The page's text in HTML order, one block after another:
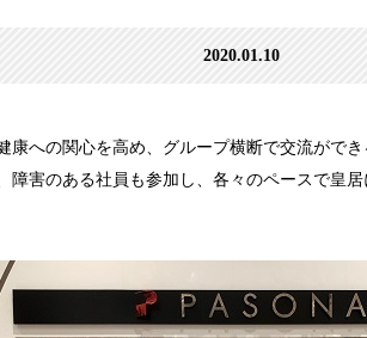
2020.01.10
への関心を高め、グループ横断で交流がで
障害のある社員も参加し、各々のペースで皇